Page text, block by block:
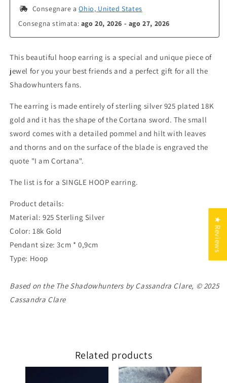
Consegnare a Ohio, United States
Consegna stimata: ago 20, 2026 - ago 27, 2026
This beautiful hoop earring is a special and unique piece of
jewel for you your best friends and a perfect gift for all the
Shadowhunters fans.
The earring is made entirely of sterling silver 925 plated 18K
gold and it has the shape of the Cortana sword. The small
sword comes with a detailed pommel and hilt with leaves
and thorns and on the surface of the blade is engraved the
quote "I am Cortana".
The list is for a SINGLE HOOP earring.
Product details:
Material: 925 Sterling Silver
Color: 18k Gold
Pendant size: 3cm * 0,9cm
Type: Hoop
Based on the The Shadowhunters by Cassandra Clare, © 2025
Cassandra Clare
Related products
★ Reviews